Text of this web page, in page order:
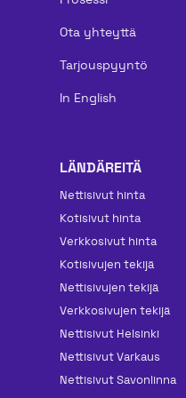
Ota yhteyttä
Tarjouspyyntö
In English
LÄNDÄREITÄ
Nettisivut hinta
Kotisivut hinta
Verkkosivut hinta
Kotisivujen tekijä
Nettisivujen tekijä
Verkkosivujen tekijä
Nettisivut Helsinki
Nettisivut Varkaus
Nettisivut Savonlinna